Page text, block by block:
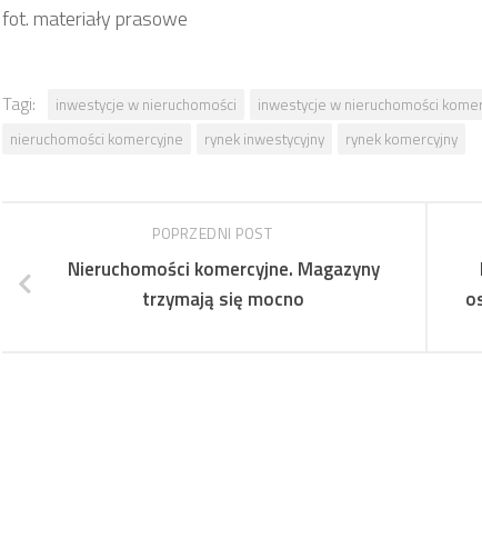
fot. materiały prasowe
Tagi: inwestycje w nieruchomości inwestycje w nieruchomości
nieruchomości komercyjne
rynek inwestycyjny rynek komercyjny
POPRZEDNI POST
Nieruchomości komercyjne. Magazyny
trzymają się mocno